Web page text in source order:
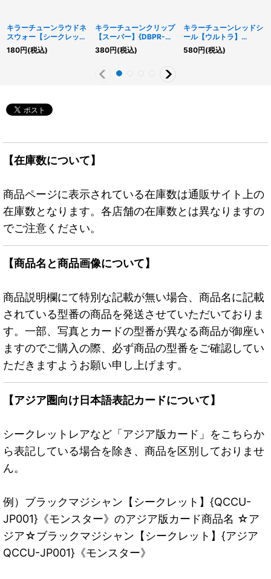
キラーチューンラウドネ
スウォー【シークレッ
ト】{DBPR-JP038}
《シンクロ》
180円(税込)
キラーチューンクリップ
【スーパー】{DBPR-
JP032}《モンスター》
380円(税込)
キラーチューンレッドシ
ール【ウルトラ】
{DBPR-JP037}《シン
クロ》
580円(税込)
【在庫数について】
商品ページに表示されている在庫数は通販サイト上の
在庫数となります。各店舗の在庫数とは異なりますの
でご注意ください。
【商品名と商品画像について】
商品説明欄にて特別な記載が無い場合、商品名に記載
されている型番の商品を発送させていただいておりま
す。一部、写真とカードの型番が異なる商品が御座い
ますのでご購入の際、必ず商品の型番をご確認してい
ただきますようお願い申し上げます。
【アジア圏向け日本語表記カードについて】
シークレットレアなど「アジア版カード」をこちらか
ら表記している場合を除き、商品を区別しておりませ
ん。
例）ブラックマジシャン【シークレット】{QCCU-
JP001}《モンスター》のアジア版カード商品名 ☆ア
ジア☆ブラックマジシャン【シークレット】{アジア
QCCU-JP001}《モンスター》